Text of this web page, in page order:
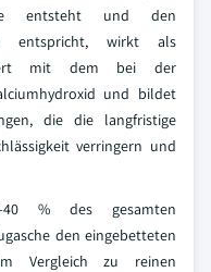
entsteht und den
entspricht, wirkt als
mit dem bei der
und bildet
die die langfristige
verringern und
% des gesamten
den eingebetteten
Vergleich zu reinen